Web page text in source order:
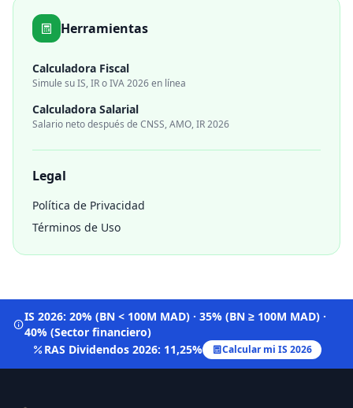
Herramientas
Calculadora Fiscal
Simule su IS, IR o IVA 2026 en línea
Calculadora Salarial
Salario neto después de CNSS, AMO, IR 2026
Legal
Política de Privacidad
Términos de Uso
IS 2026: 20% (BN < 100M MAD) · 35% (BN ≥ 100M MAD) ·
40% (Sector financiero)
RAS Dividendos 2026: 11,25%
Calcular mi IS 2026